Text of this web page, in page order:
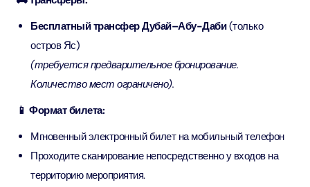
Бесплатный трансфер Дубай–Абу-Даби(только
остров Яс)
(требуется предварительное бронирование.
Количество мест ограничено).
📱 Формат билета:
Мгновенный электронный билет на мобильный телефон
Проходите сканирование непосредственно у входов на
территорию мероприятия.